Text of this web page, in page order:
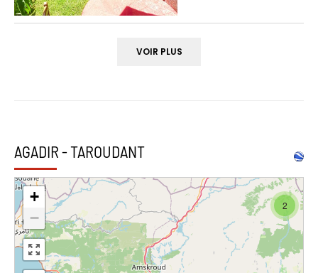
VOIR PLUS
AGADIR - TAROUDANT
2
+
−